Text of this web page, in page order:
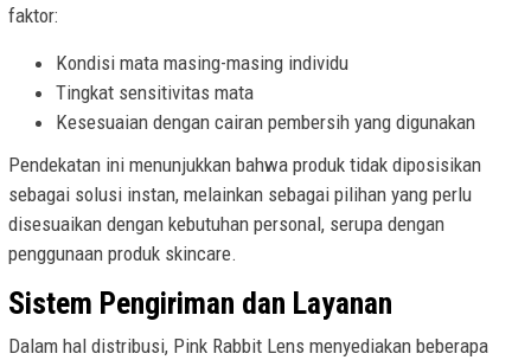
faktor:
Kondisi mata masing-masing individu
Tingkat sensitivitas mata
Kesesuaian dengan cairan pembersih yang digunakan
Pendekatan ini menunjukkan bahwa produk tidak diposisikan
sebagai solusi instan, melainkan sebagai pilihan yang perlu
disesuaikan dengan kebutuhan personal, serupa dengan
penggunaan produk skincare.
Sistem Pengiriman dan Layanan
Dalam hal distribusi, Pink Rabbit Lens menyediakan beberapa